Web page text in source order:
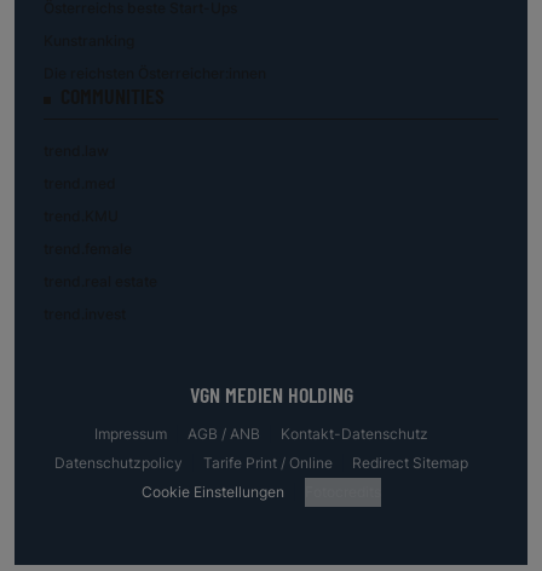
VGN MEDIEN HOLDING
Impressum AGB / ANB
Kontakt-Datenschutz
Datenschutzpolicy
Tarife Print / Online
Redirect Sitemap
Cookie Einstellungen